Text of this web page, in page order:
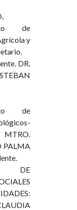
de
y
DR.
de
MTRO.
PALMA
DE